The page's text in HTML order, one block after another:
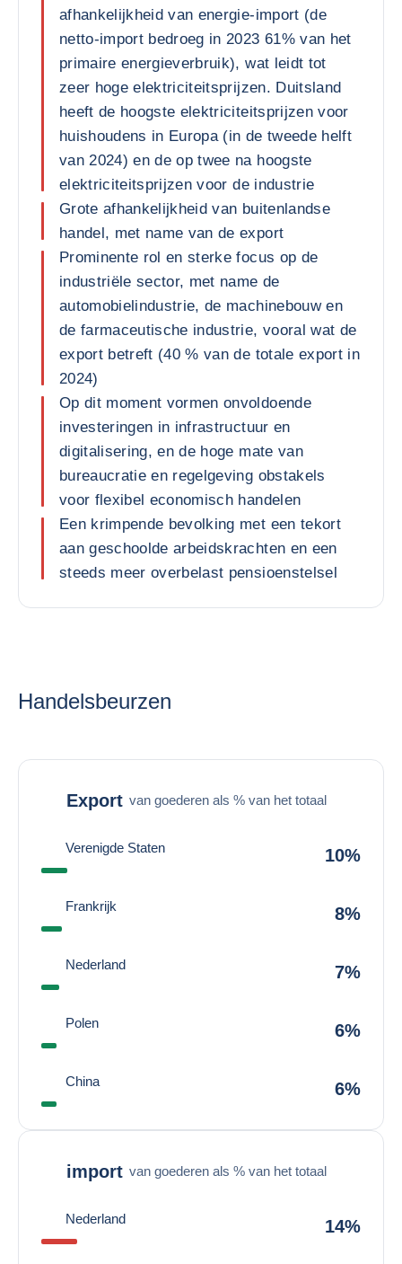
afhankelijkheid van energie-import (de
netto-import bedroeg in 2023 61% van het
primaire energieverbruik), wat leidt tot
zeer hoge elektriciteitsprijzen. Duitsland
heeft de hoogste elektriciteitsprijzen voor
huishoudens in Europa (in de tweede helft
van 2024) en de op twee na hoogste
elektriciteitsprijzen voor de industrie
Grote afhankelijkheid van buitenlandse
handel, met name van de export
Prominente rol en sterke focus op de
industriële sector, met name de
automobielindustrie, de machinebouw en
de farmaceutische industrie, vooral wat de
export betreft (40 % van de totale export in
2024)
Op dit moment vormen onvoldoende
investeringen in infrastructuur en
digitalisering, en de hoge mate van
bureaucratie en regelgeving obstakels
voor flexibel economisch handelen
Een krimpende bevolking met een tekort
aan geschoolde arbeidskrachten en een
steeds meer overbelast pensioenstelsel
Handelsbeurzen
Export van goederen als % van het totaal
Verenigde Staten 10%
Frankrijk 8%
Nederland 7%
Polen 6%
China 6%
import van goederen als % van het totaal
Nederland 14%